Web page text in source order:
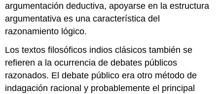
argumentación deductiva, apoyarse en la estructura
argumentativa es una característica del
razonamiento lógico.
Los textos filosóficos indios clásicos también se
refieren a la ocurrencia de debates públicos
razonados. El debate público era otro método de
indagación racional y probablemente el principal